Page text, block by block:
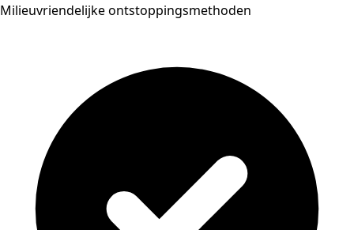
Milieuvriendelijke ontstoppingsmethoden